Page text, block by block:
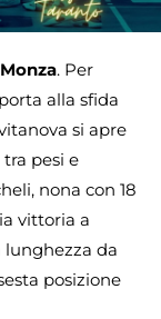
. Per
alla sfida
si apre
pesi e
nona con 18
vittoria a
lunghezza da
posizione